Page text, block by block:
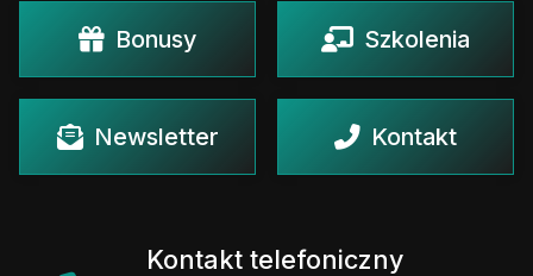
Bonusy Szkolenia
Newsletter Kontakt
Kontakt telefoniczny